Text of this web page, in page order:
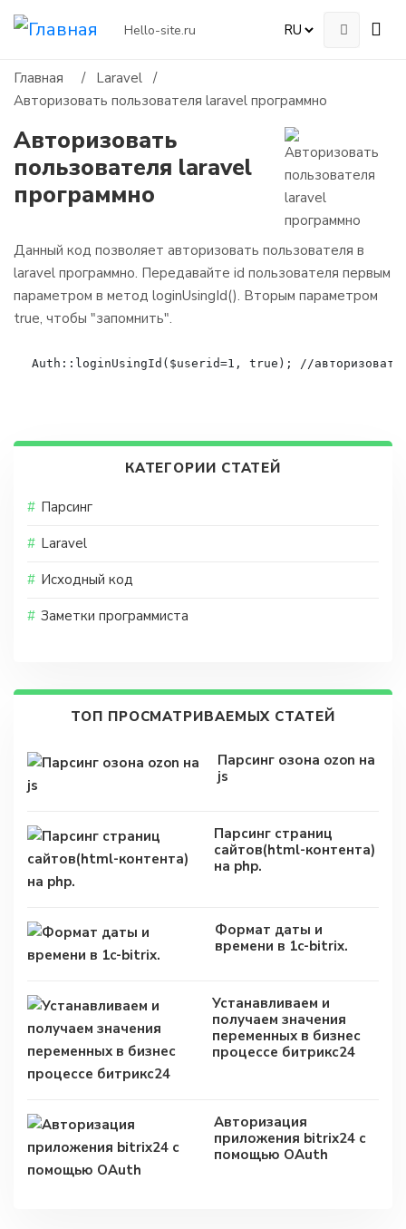
Hello-site.ru
Главная / Laravel /
Авторизовать пользователя laravel программно
Авторизовать
пользователя laravel
программно
Данный код позволяет авторизовать пользователя в
laravel программно. Передавайте id пользователя первым
параметром в метод loginUsingId(). Вторым параметром
true, чтобы "запомнить".
КАТЕГОРИИ СТАТЕЙ
Парсинг
Laravel
Исходный код
Заметки программиста
ТОП ПРОСМАТРИВАЕМЫХ СТАТЕЙ
Парсинг озона ozon на
js
Парсинг страниц
сайтов(html-контента)
на php.
Формат даты и
времени в 1c-bitrix.
Устанавливаем и
получаем значения
переменных в бизнес
процессе битрикс24
Авторизация
приложения bitrix24 с
помощью OAuth